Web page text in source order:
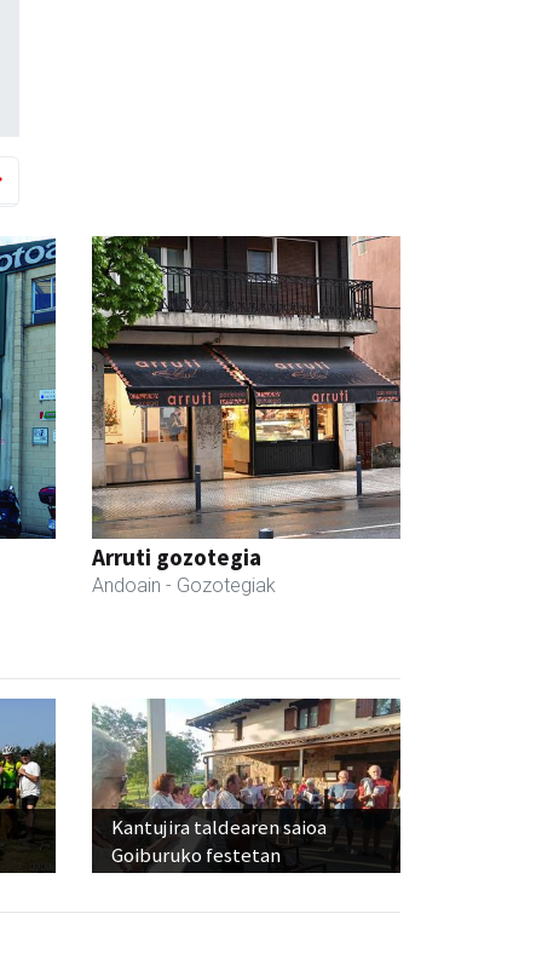
Arruti gozotegia
Andoain - Gozotegiak
Kantujira taldearen saioa
Goiburuko festetan